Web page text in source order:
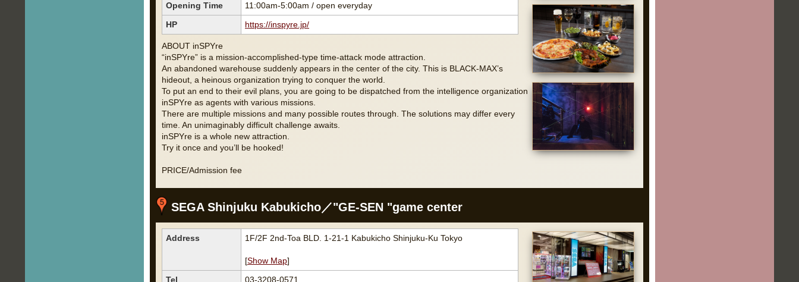
Opening Time
11:00am-5:00am / open everyday
HP
https://inspyre.jp/
ABOUT inSPYre
“inSPYre” is a mission-accomplished-type time-attack mode attraction.
An abandoned warehouse suddenly appears in the center of the city. This is BLACK-MAX’s
hideout, a heinous organization trying to conquer the world.
To put an end to their evil plans, you are going to be dispatched from the intelligence organization
inSPYre as agents with various missions.
There are multiple missions and many possible routes through. The solutions may differ every
time. An unimaginably difficult challenge awaits.
inSPYre is a whole new attraction.
Try it once and you’ll be hooked!
PRICE/Admission fee
SEGA Shinjuku Kabukicho／"GE-SEN "game center
Address 1F/2F 2nd-Toa BLD. 1-21-1 Kabukicho Shinjuku-Ku Tokyo
[Show Map]
Tel
03-3208-0571